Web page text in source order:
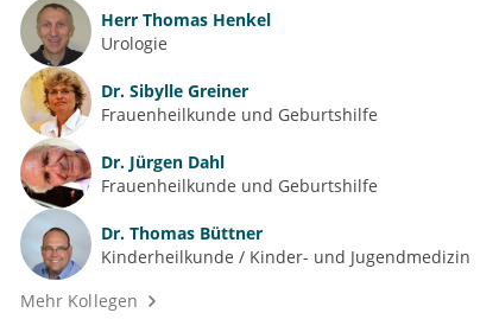
Herr Thomas Henkel
Urologie
Dr. Sibylle Greiner
Frauenheilkunde und Geburtshilfe
Dr. Jürgen Dahl
Frauenheilkunde und Geburtshilfe
Dr. Thomas Büttner
Kinderheilkunde / Kinder- und Jugendmedizin
Mehr Kollegen